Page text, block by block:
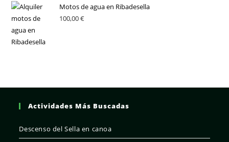
Motos de agua en Ribadesella
100,00€
Actividades Más Buscadas
Descenso del Sella en canoa